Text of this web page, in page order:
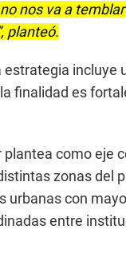
nos va a
planteó.
estrategia incluye
finalidad es
plantea como eje
zonas del
urbanas con
entre